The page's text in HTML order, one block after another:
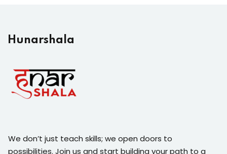
Hunarshala​
We don’t just teach skills; we open doors to
possibilities. Join us and start building your path to a